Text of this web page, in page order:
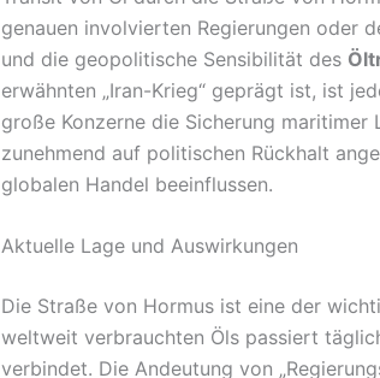
genauen involvierten Regierungen oder
und die geopolitische Sensibilität des
erwähnten „Iran-Krieg“ geprägt ist, ist
große Konzerne die Sicherung
zunehmend auf politischen Rückhalt
globalen Handel beeinflussen.
Aktuelle Lage und Auswirkungen
Die Straße von Hormus ist eine der
weltweit verbrauchten Öls passiert
verbindet. Die Andeutung von